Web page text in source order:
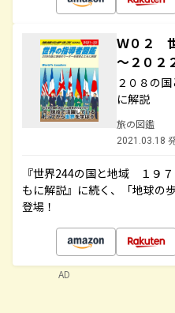
Ｗ０２
～２０２
２０８の
に解説
旅の図鑑
2021.03.18
『世界244の国と地域 １９
もに解説』に続く、「地球の
登場！
AD